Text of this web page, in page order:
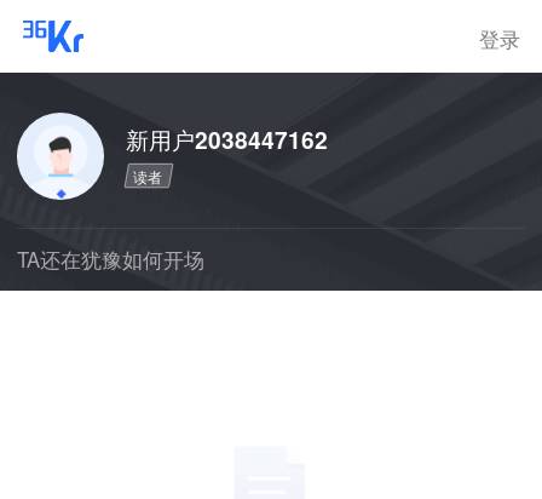
登录
新用户2038447162
读者
TA还在犹豫如何开场